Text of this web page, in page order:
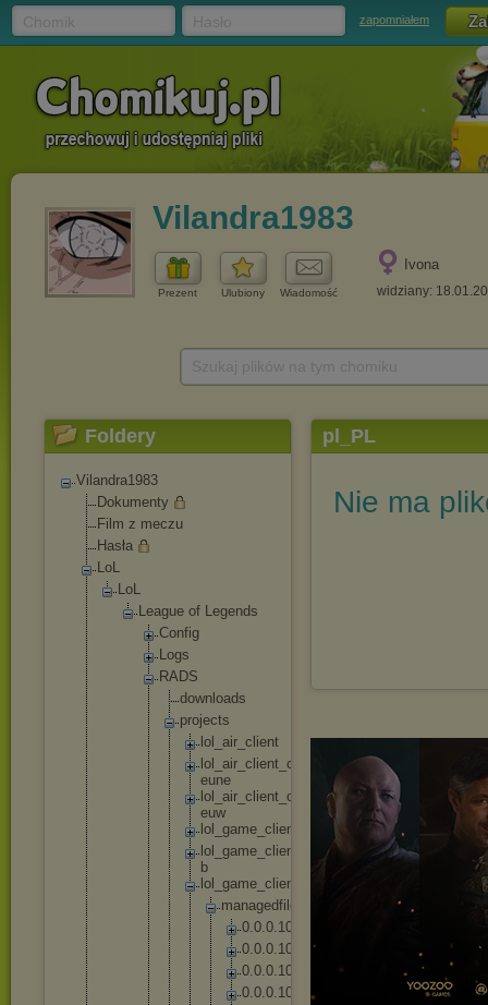
zapomniałem
Vilandra1983
Prezent Ulubiony Wiadomość
Ivona
widziany:
Foldery
Vilandra1983
Dokumenty
Film z meczu
Hasła
LoL
LoL
League of Legends
Config
Logs
RADS
downl oads
projects
lo
air_ cl ient
lo
air_ cl ient _c
eune
lo
air_ cl ient _c
g_
euw
lo
game _c lien
lo
game _c lien
_g
b
lo
game _c lien
managedfi e
0.0.0.10
0.0.0.10
0.0.0.10
0.0.0.10
pl_PL
Nie ma